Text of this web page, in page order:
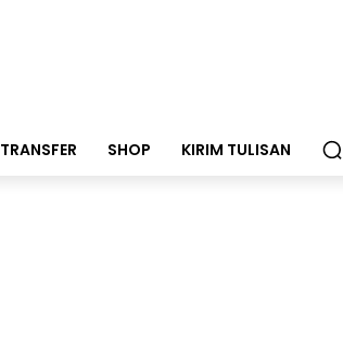
TRANSFER SHOP KIRIM TULISAN